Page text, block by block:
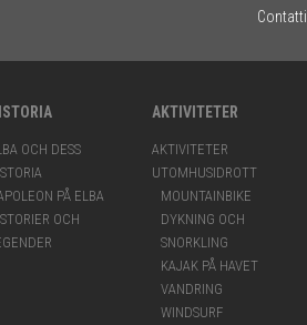
Contatti
OCH DESS
PÅ ELBA
OCH
AKTIVITETER
AKTIVITETER
UTOMHUSIDROTT
MOUNTAINBIKE
DYKNING OCH
SNORKLING
KAJAK PÅ HAVET
VANDRING
WINDSURF